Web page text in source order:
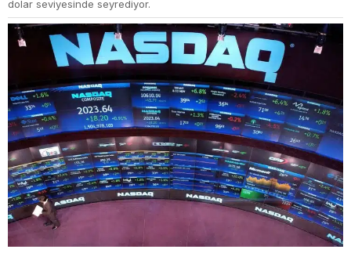
dolar seviyesinde seyrediyor.